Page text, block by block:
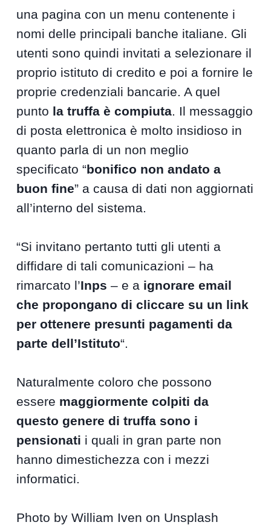
una pagina con un menu contenente i
nomi delle principali banche italiane. Gli
utenti sono quindi invitati a selezionare il
proprio istituto di credito e poi a fornire le
proprie credenziali bancarie. A quel
punto la truffa è compiuta. Il messaggio
di posta elettronica è molto insidioso in
quanto parla di un non meglio
specificato “bonifico non andato a
buon fine” a causa di dati non aggiornati
all’interno del sistema.
“Si invitano pertanto tutti gli utenti a
diffidare di tali comunicazioni – ha
rimarcato l’Inps – e a ignorare email
che propongano di cliccare su un link
per ottenere presunti pagamenti da
parte dell’Istituto“.
Naturalmente coloro che possono
essere maggiormente colpiti da
questo genere di truffa sono i
pensionati i quali in gran parte non
hanno dimestichezza con i mezzi
informatici.
Photo by William Iven on Unsplash